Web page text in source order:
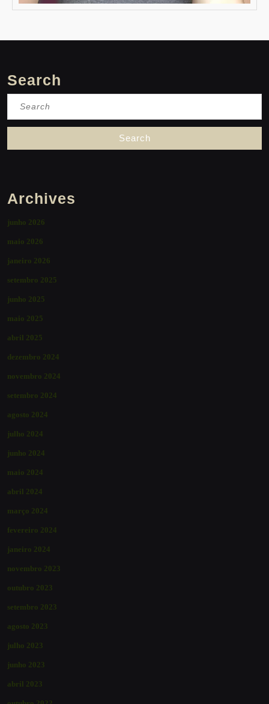
Search
Archives
junho 2026
maio 2026
janeiro 2026
setembro 2025
junho 2025
maio 2025
abril 2025
dezembro 2024
novembro 2024
setembro 2024
agosto 2024
julho 2024
junho 2024
maio 2024
abril 2024
março 2024
fevereiro 2024
janeiro 2024
novembro 2023
outubro 2023
setembro 2023
agosto 2023
julho 2023
junho 2023
abril 2023